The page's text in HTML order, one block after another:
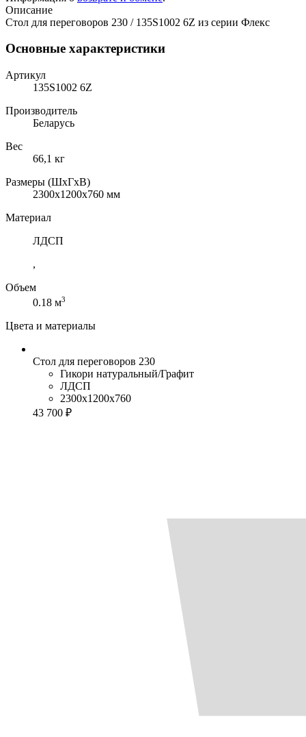
Описание
Стол для переговоров 230 / 135S1002 6Z из серии Флекс
Основные характеристики
Артикул
135S1002 6Z
Производитель
Беларусь
Вес
66,1 кг
Размеры (ШхГхВ)
2300x1200x760 мм
Материал
ЛДСП
,
Объем
0.18 м3
Цвета и материалы
Стол для переговоров 230
Гикори натуральный/Графит
ЛДСП
2300x1200x760
43 700 ₽